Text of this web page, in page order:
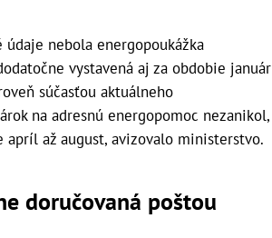
nebola energopoukážka
vystavená aj za obdobie január
súčasťou aktuálneho
na adresnú energopomoc nezanikol,
apríl až august, avizovalo ministerstvo.
doručovaná poštou